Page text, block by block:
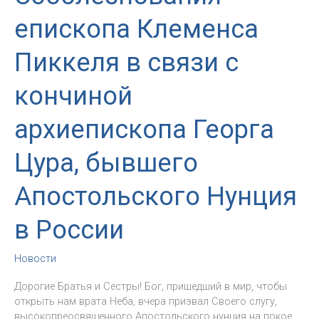
епископа Клеменса
Пиккеля в связи с
кончиной
архиепископа Георга
Цура, бывшего
Апостольского Нунция
в России
Новости
Дорогие Братья и Сестры! Бог, пришедший в мир, чтобы
открыть нам врата Неба, вчера призвал Своего слугу,
высокопреосвященного Апостольского нунция на покое,